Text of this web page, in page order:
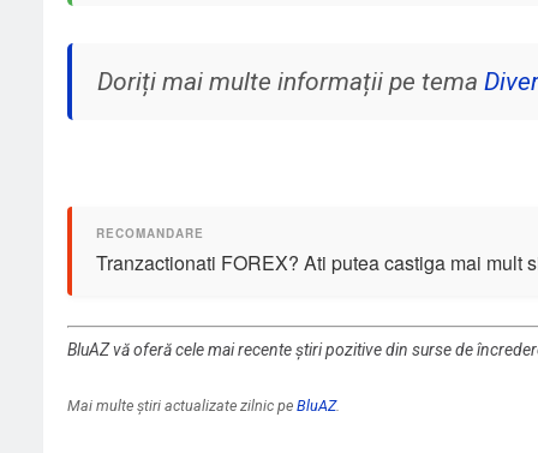
Doriți mai multe informații pe tema
Tranzactionati FOREX? Ati putea castiga mai mult
BluAZ vă oferă cele mai recente știri pozitive din surse de
Mai multe știri actualizate zilnic pe BluAZ.